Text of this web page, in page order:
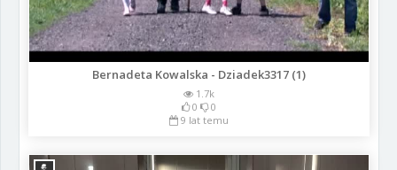
Bernadeta Kowalska - Dziadek3317 (1)
1.7k
0
0
9 lat temu